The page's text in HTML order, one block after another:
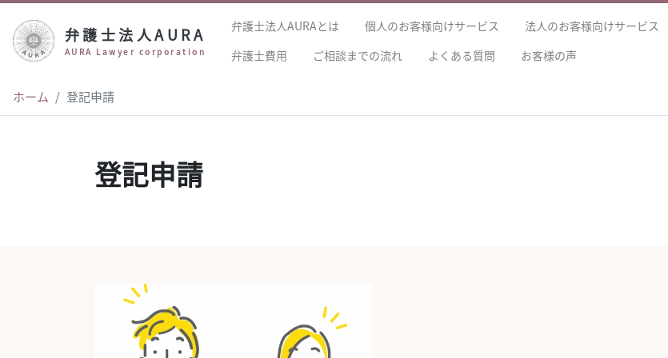
弁護士法人AURA
AURA Lawyer corporation
弁護士法人AURAとは 個人のお客様向けサービス
法人のお客様向けサービス
弁護士費用
ご相談までの流れ よくある質問 お客様の声
ホーム 登記申請
登記申請